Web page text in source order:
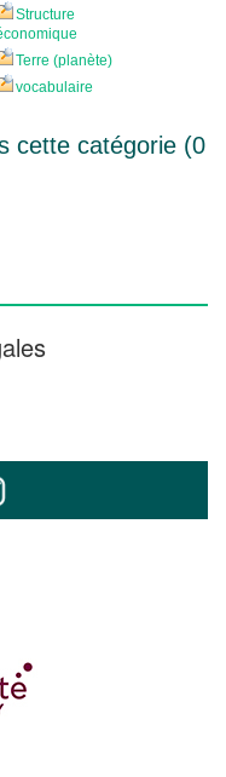
Structure
Terre (planète)
vocabulaire
cette catégorie (0